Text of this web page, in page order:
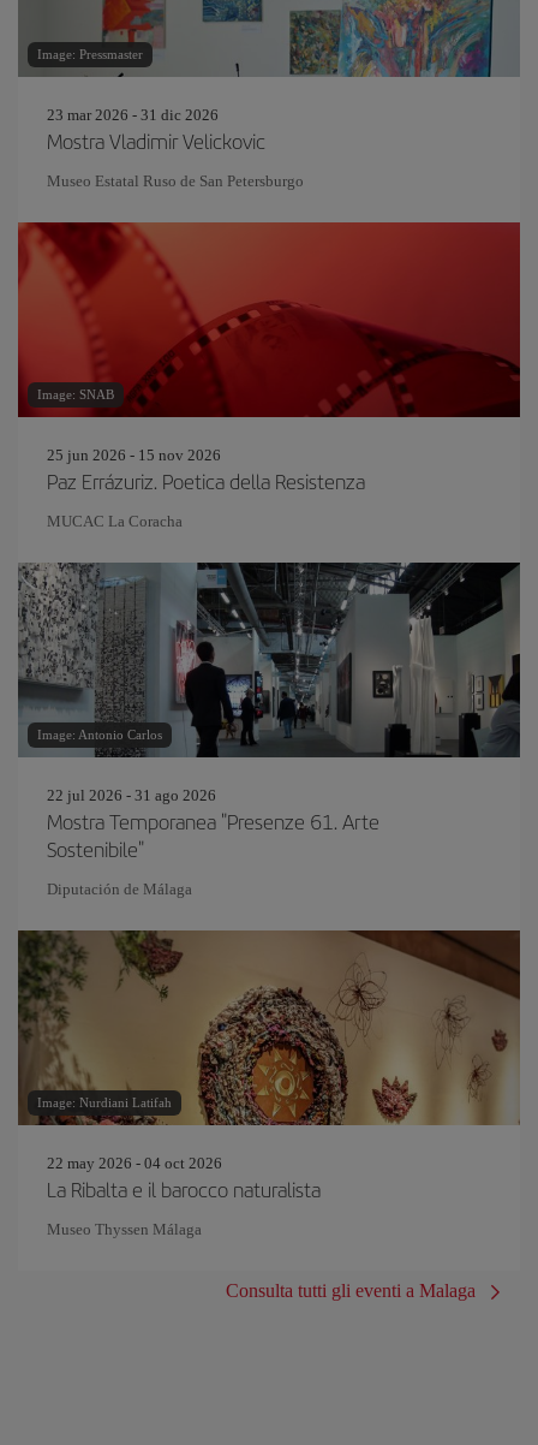
Image: Pressmaster
23 mar 2026 - 31 dic 2026
Mostra Vladimir Velickovic
Museo Estatal Ruso de San Petersburgo
Image: SNAB
25 jun 2026 - 15 nov 2026
Paz Errázuriz. Poetica della Resistenza
MUCAC La Coracha
Image: Antonio Carlos
22 jul 2026 - 31 ago 2026
Mostra Temporanea "Presenze 61. Arte
Sostenibile"
Diputación de Málaga
Image: Nurdiani Latifah
22 may 2026 - 04 oct 2026
La Ribalta e il barocco naturalista
Museo Thyssen Málaga
Consulta tutti gli eventi a Malaga